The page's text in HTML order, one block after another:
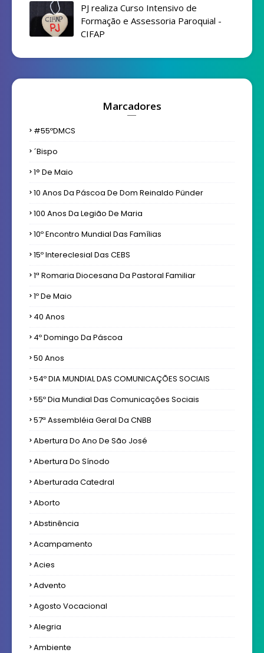
PJ realiza Curso Intensivo de
Formação e Assessoria Paroquial -
CIFAP
Marcadores
#55ºDMCS
´bispo
1° De Maio
10 Anos Da Páscoa De Dom Reinaldo Pünder
100 Anos Da Legião De Maria
10º Encontro Mundial Das Famílias
15º Intereclesial Das CEBS
1ª Romaria Diocesana Da Pastoral Familiar
1º De Maio
40 Anos
4º Domingo Da Páscoa
50 Anos
54º DIA MUNDIAL DAS COMUNICAÇÕES SOCIAIS
55º Dia Mundial Das Comunicações Sociais
57ª Assembléia Geral Da CNBB
Abertura Do Ano De São José
Abertura Do Sínodo
Aberturada Catedral
Aborto
Abstinência
Acampamento
Acies
Advento
Agosto Vocacional
Alegria
Ambiente